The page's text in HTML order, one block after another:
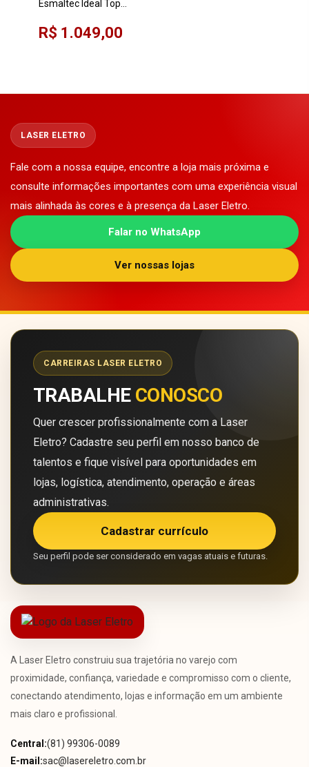
Esmaltec Ideal Top
R$ 1.049,00
LASER ELETRO
Fale com a nossa equipe, encontre a loja mais próxima e
consulte informações importantes com uma experiência visual
mais alinhada às cores e à presença da Laser Eletro.
Falar no WhatsApp
Ver nossas lojas
CARREIRAS LASER ELETRO
TRABALHE CONOSCO
Quer crescer profissionalmente com a Laser
Eletro? Cadastre seu perfil em nosso banco de
talentos e fique visível para oportunidades em
lojas, logística, atendimento, operação e áreas
administrativas.
Cadastrar currículo
Seu perfil pode ser considerado em vagas atuais e futuras.
A Laser Eletro construiu sua trajetória no varejo com
proximidade, confiança, variedade e compromisso com o cliente,
conectando atendimento, lojas e informação em um ambiente
mais claro e profissional.
Central:(81) 99306-0089
E-mail:sac@lasereletro.com.br